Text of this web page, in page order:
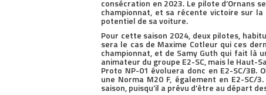
consécration en 2023. Le pilote d’Ornans
championnat, et sa récente victoire sur
potentiel de sa voiture.
Pour cette saison 2024, deux pilotes,
sera le cas de Maxime Cotleur qui ces
championnat, et de Samy Guth qui fait là
animateur du groupe E2-SC, mais le Haut-
Proto NP-01 évoluera donc en E2-SC/3B.
une Norma M20 F, également en E2-SC/
saison, puisqu’il a prévu d’être au départ